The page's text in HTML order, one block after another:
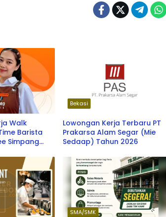
Walk
Barista
Simpang
Bekasi
Lowongan Kerja Terbaru PT
Prakarsa Alam Segar (Mie
Sedaap) Tahun 2026
SMA/SMK